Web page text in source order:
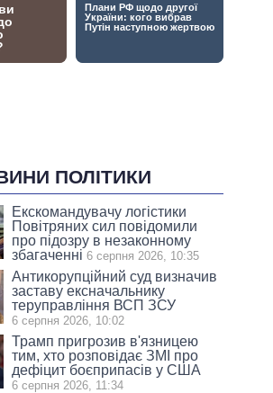
ПОЛІТИКИ
Екскомандувачу логістики
Повітряних сил повідомили
про підозру в незаконному
збагаченні 6 серпня 2026, 10:35
Антикорупційний суд визначив
заставу ексначальнику
теруправління ВСП ЗСУ
6 серпня 2026, 10:02
Трамп пригрозив в'язницею
тим, хто розповідає ЗМІ про
дефіцит боєприпасів у США
6 серпня 2026, 11:34